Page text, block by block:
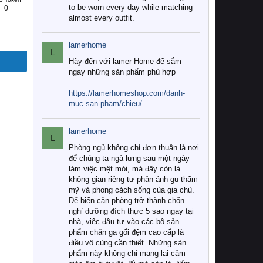
0
to be worn every day while matching
almost every outfit.
L
lamerhome
Hãy đến với lamer Home để sắm
ngay những sản phẩm phù hợp
https://lamerhomeshop.com/danh-
muc-san-pham/chieu/
L
lamerhome
Phòng ngủ không chỉ đơn thuần là nơi
để chúng ta ngả lưng sau một ngày
làm việc mệt mỏi, mà đây còn là
không gian riêng tư phản ánh gu thẩm
mỹ và phong cách sống của gia chủ.
Để biến căn phòng trở thành chốn
nghỉ dưỡng đích thực 5 sao ngay tại
nhà, việc đầu tư vào các bộ sản
phẩm chăn ga gối đệm cao cấp là
điều vô cùng cần thiết. Những sản
phẩm này không chỉ mang lại cảm